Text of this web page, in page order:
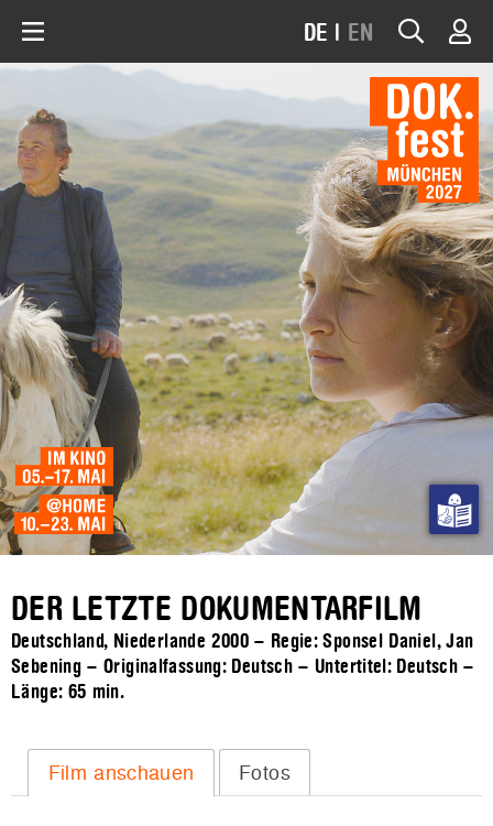
DE | EN
DER LETZTE DOKUMENTARFILM
Deutschland, Niederlande 2000 – Regie: Sponsel Daniel, Jan
Sebening – Originalfassung: Deutsch – Untertitel: Deutsch –
Länge: 65 min.
Film anschauen Fotos